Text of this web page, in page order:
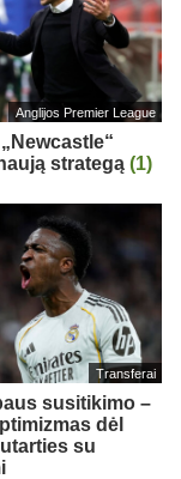
Anglijos Premier League
strategą (1)
Transferai
susitikimo –
dėl
su